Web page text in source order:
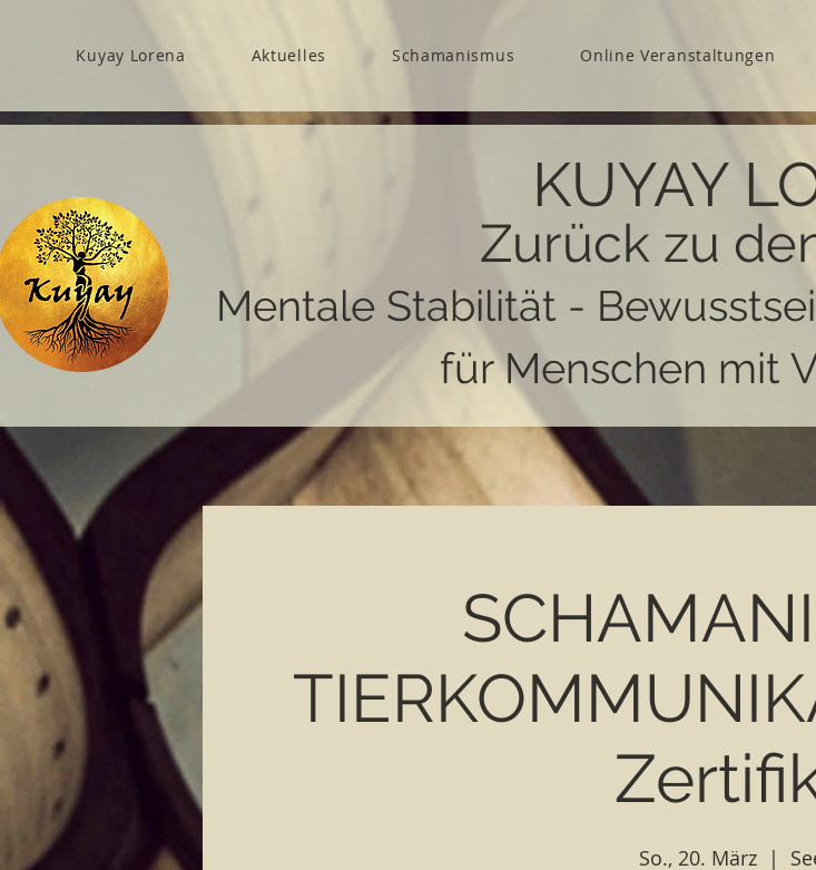
Kuyay Lorena Aktuelles Schamanismus Online Veranstaltungen
KUYAY
Zurück zu
Mentale Stabilität -
für Menschen mit
So., 20. März
  |